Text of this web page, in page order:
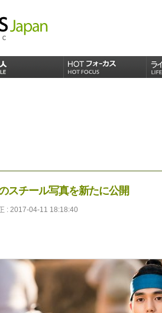
スチール写真を新たに公開
: 2017-04-11 18:18:40